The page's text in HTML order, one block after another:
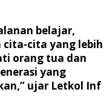
belajar,
cita yang lebih
orang tua dan
yang
ujar Letkol Inf